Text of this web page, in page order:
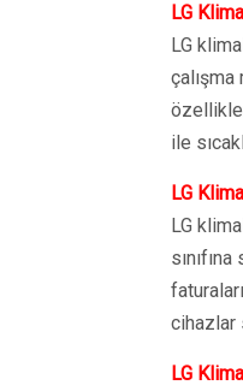
LG
LG
ile
LG
LG
cihazlar
LG